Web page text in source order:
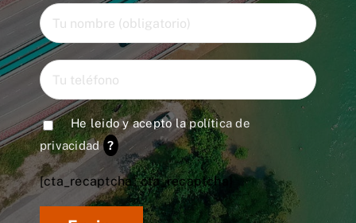
He leido y acepto lapolítica de
privacidad ?
[cta_recaptcha* cta_recaptcha]